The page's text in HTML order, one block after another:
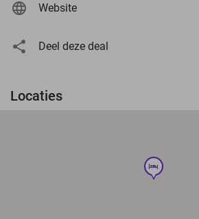
Website
Deel deze deal
Locaties
hotel